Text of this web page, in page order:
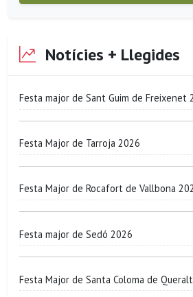
Notícies + Llegides
Festa major de Sant Guim de Freixenet
Festa Major de Tarroja 2026
Festa Major de Rocafort de Vallbona
Festa major de Sedó 2026
Festa Major de Santa Coloma de